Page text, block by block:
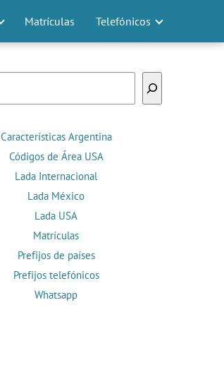
Matrículas Telefónicos
Características Argentina
Códigos de Área USA
Lada Internacional
Lada México
Lada USA
Matrículas
Prefijos de países
Prefijos telefónicos
Whatsapp